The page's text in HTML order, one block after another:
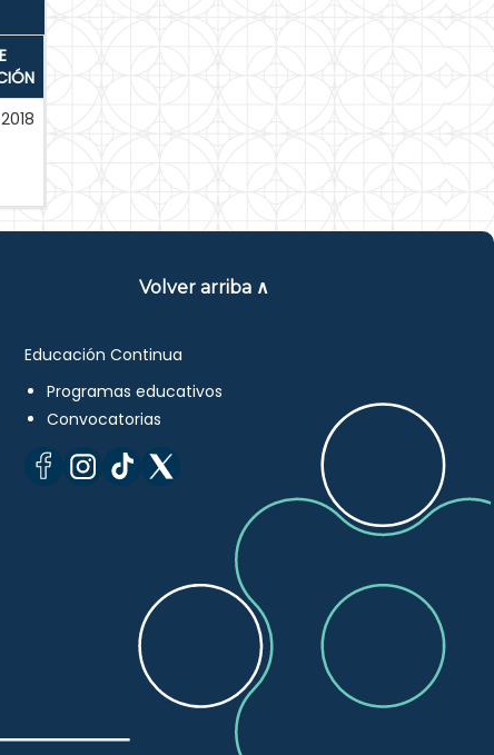
Volver arriba ∧
Educación Continua
Programas educativos
Convocatorias